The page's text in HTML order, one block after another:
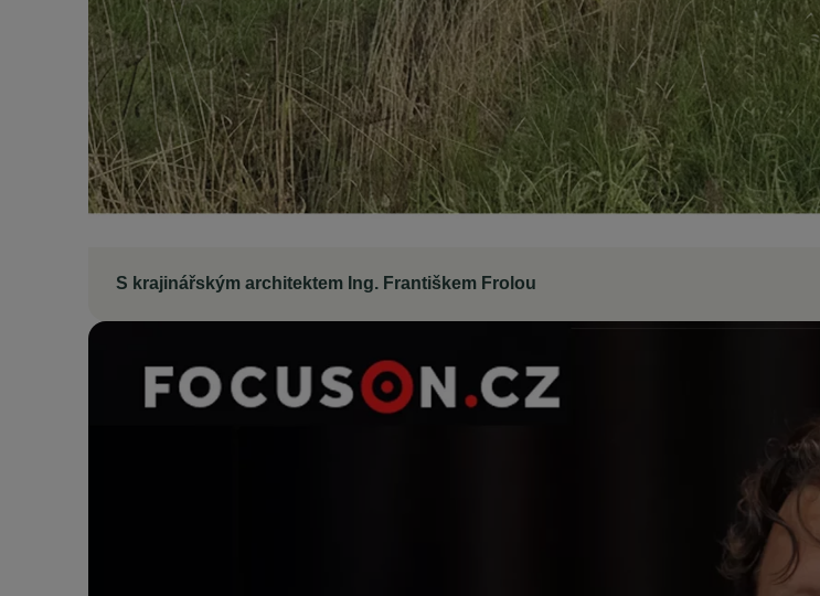
S krajinářským architektem Ing. Františkem Frolou